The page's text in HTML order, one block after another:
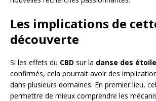
Les implications de
découverte
Si les effets du CBD sur la danse des
confirmés, cela pourrait avoir des
dans plusieurs domaines. En premier lieu,
permettre de mieux comprendre les